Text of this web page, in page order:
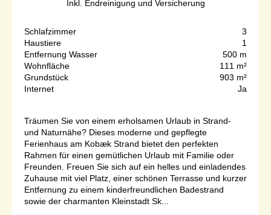
Inkl. Endreinigung und Versicherung
Schlafzimmer
3
Haustiere
1
Entfernung Wasser
500 m
Wohnfläche
111 m²
Grundstück
903 m²
Internet
Ja
Träumen Sie von einem erholsamen Urlaub in Strand-
und Naturnähe? Dieses moderne und gepflegte
Ferienhaus am Kobæk Strand bietet den perfekten
Rahmen für einen gemütlichen Urlaub mit Familie oder
Freunden. Freuen Sie sich auf ein helles und einladendes
Zuhause mit viel Platz, einer schönen Terrasse und kurzer
Entfernung zu einem kinderfreundlichen Badestrand
sowie der charmanten Kleinstadt Sk...